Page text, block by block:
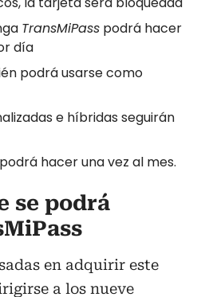
TransMiPass podrá hacer
día
podrá usarse como
e híbridas seguirán
hacer una vez al mes.
se podrá
en adquirir este
a los nueve